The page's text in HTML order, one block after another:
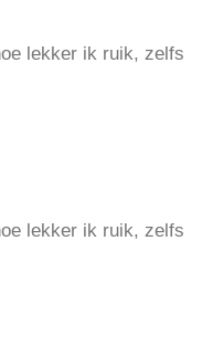
lekker ik ruik, zelfs
lekker ik ruik, zelfs